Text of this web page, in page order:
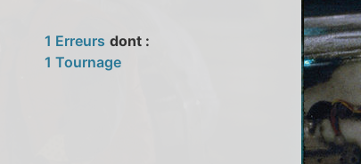
1 Erreurs dont :
1 Tournage